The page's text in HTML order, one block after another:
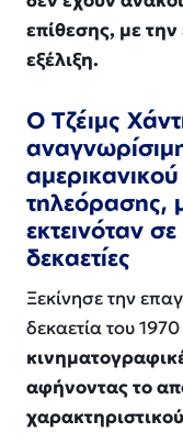
επίθεσης, με
εξέλιξη.
Ο Τζέιμς
τηλεόρασης,
εκτεινόταν
δεκαετίες
Ξεκίνησε την
δεκαετία του 1970
αφήνοντας το